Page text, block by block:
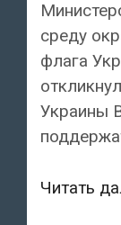
среду
флага
Украины
Читать